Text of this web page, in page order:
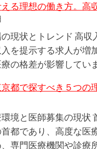
る理想の働き方。高
現状とトレンド 高
を提示する求人が増
の格差が影響してい
都で探すべき５つの
境と医師募集の現
都であり、高度な医
専門医療機関や診療